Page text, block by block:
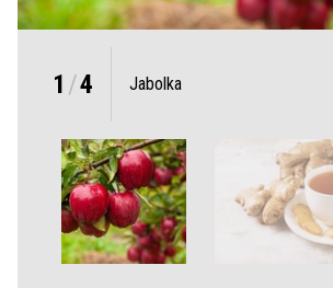
1 /4 Jabolka